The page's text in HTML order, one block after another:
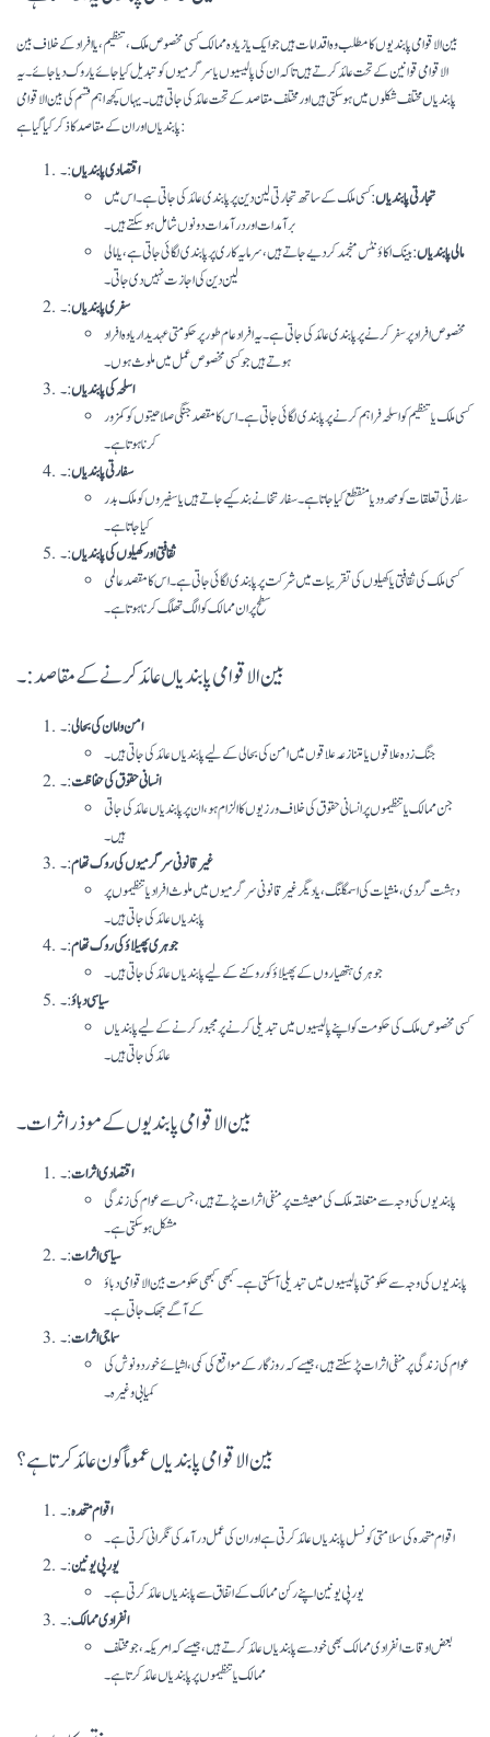
بین الاقوامی پابندیوں کا مطلب وہ اقدامات ہیں جو ایک یا زیادہ ممالک کسی مخصوص ملک، تنظیم، یا افراد کے خلاف بین
الاقوامی قوانین کے تحت عائد کرتے ہیں تاکہ ان کی پالیسیوں یا سرگرمیوں کو تبدیل کیا جائے یا روک دیا جائے۔ یہ
پابندیاں مختلف شکلوں میں ہو سکتی ہیں اور مختلف مقاصد کے تحت عائد کی جاتی ہیں۔ یہاں کچھ اہم قسم کی بین الاقوامی
پابندیاں اور ان کے مقاصد کا ذکر کیا گیا ہے:
اقتصادی پابندیاں:۔
تجارتی پابندیاں: کسی ملک کے ساتھ تجارتی لین دین پر پابندی عائد کی جاتی ہے۔ اس میں
برآمدات اور درآمدات دونوں شامل ہو سکتے ہیں۔
مالی پابندیاں: بینک اکاؤنٹس منجمد کر دیے جاتے ہیں، سرمایہ کاری پر پابندی لگائی جاتی ہے، یا مالی
لین دین کی اجازت نہیں دی جاتی۔
سفری پابندیاں:۔
مخصوص افراد پر سفر کرنے پر پابندی عائد کی جاتی ہے۔ یہ افراد عام طور پر حکومتی عہدیدار یا وہ افراد
ہوتے ہیں جو کسی مخصوص عمل میں ملوث ہوں۔
اسلحہ کی پابندیاں:۔
کسی ملک یا تنظیم کو اسلحہ فراہم کرنے پر پابندی لگائی جاتی ہے۔ اس کا مقصد جنگی صلاحیتوں کو کمزور
کرنا ہوتا ہے۔
سفارتی پابندیاں:۔
سفارتی تعلقات کو محدود یا منقطع کیا جاتا ہے۔ سفارتخانے بند کیے جاتے ہیں یا سفیروں کو ملک بدر
کیا جاتا ہے۔
ثقافتی اور کھیلوں کی پابندیاں:۔
کسی ملک کی ثقافتی یا کھیلوں کی تقریبات میں شرکت پر پابندی لگائی جاتی ہے۔ اس کا مقصد عالمی
سطح پر ان ممالک کو الگ تھلگ کرنا ہوتا ہے۔
بین الاقوامی پابندیاں عائد کرنے کے مقاصد:۔
امن و امان کی بحالی:۔
جنگ زدہ علاقوں یا متنازعہ علاقوں میں امن کی بحالی کے لیے پابندیاں عائد کی جاتی ہیں۔
انسانی حقوق کی حفاظت:۔
جن ممالک یا تنظیموں پر انسانی حقوق کی خلاف ورزیوں کا الزام ہو، ان پر پابندیاں عائد کی جاتی
ہیں۔
غیر قانونی سرگرمیوں کی روک تھام:۔
دہشت گردی، منشیات کی اسمگلنگ، یا دیگر غیر قانونی سرگرمیوں میں ملوث افراد یا تنظیموں پر
پابندیاں عائد کی جاتی ہیں۔
جوہری پھیلاؤ کی روک تھام:۔
جوہری ہتھیاروں کے پھیلاؤ کو روکنے کے لیے پابندیاں عائد کی جاتی ہیں۔
سیاسی دباؤ:۔
کسی مخصوص ملک کی حکومت کو اپنے پالیسیوں میں تبدیلی کرنے پر مجبور کرنے کے لیے پابندیاں
عائد کی جاتی ہیں۔
بین الاقوامی پابندیوں کے موذر اثرات۔
اقتصادی اثرات:۔
پابندیوں کی وجہ سے متعلقہ ملک کی معیشت پر منفی اثرات پڑتے ہیں، جس سے عوام کی زندگی
مشکل ہو سکتی ہے۔
سیاسی اثرات:۔
پابندیوں کی وجہ سے حکومتی پالیسیوں میں تبدیلی آ سکتی ہے۔ کبھی کبھی حکومت بین الاقوامی دباؤ
کے آگے جھک جاتی ہے۔
سماجی اثرات:۔
عوام کی زندگی پر منفی اثرات پڑ سکتے ہیں، جیسے کہ روزگار کے مواقع کی کمی، اشیائے خورد و نوش کی
کمیابی وغیرہ۔
بین الاقوامی پابندیاں عموماً کون عائد کرتا ہے؟
اقوام متحدہ:۔
اقوام متحدہ کی سلامتی کونسل پابندیاں عائد کرتی ہے اور ان کی عمل درآمد کی نگرانی کرتی ہے۔
یورپی یونین:۔
یورپی یونین اپنے رکن ممالک کے اتفاق سے پابندیاں عائد کرتی ہے۔
انفرادی ممالک:۔
بعض اوقات انفرادی ممالک بھی خود سے پابندیاں عائد کرتے ہیں، جیسے کہ امریکہ، جو مختلف
ممالک یا تنظیموں پر پابندیاں عائد کرتا ہے۔